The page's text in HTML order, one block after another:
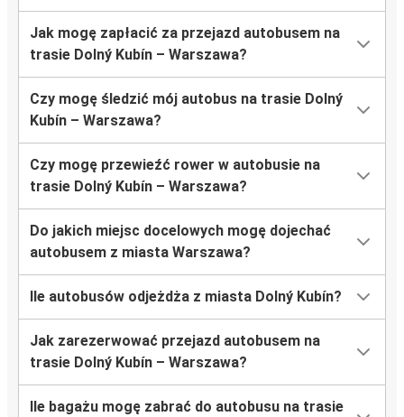
Jak mogę zapłacić za przejazd autobusem na
trasie Dolný Kubín – Warszawa?
Czy mogę śledzić mój autobus na trasie Dolný
Kubín – Warszawa?
Czy mogę przewieźć rower w autobusie na
trasie Dolný Kubín – Warszawa?
Do jakich miejsc docelowych mogę dojechać
autobusem z miasta Warszawa?
Ile autobusów odjeżdża z miasta Dolný Kubín?
Jak zarezerwować przejazd autobusem na
trasie Dolný Kubín – Warszawa?
Ile bagażu mogę zabrać do autobusu na trasie